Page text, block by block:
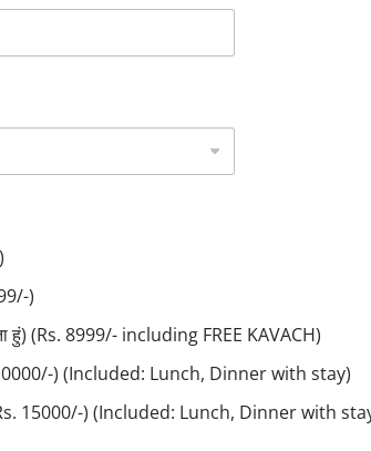
)
हुं) (Rs. 8999/- including FREE KAVACH)
10000/-) (Included: Lunch, Dinner with stay)
15000/-) (Included: Lunch, Dinner with